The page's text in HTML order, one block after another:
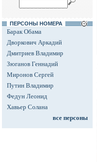
ПЕРСОНЫ НОМЕРА
Барак Обама
Дворкович Аркадий
Дмитриев Владимир
Зюганов Геннадий
Миронов Сергей
Путин Владимир
Федун Леонид
Хавьер Солана
все персоны